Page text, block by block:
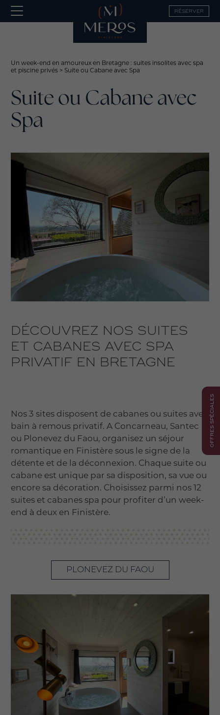
RÉSERVER
Un week-end en amoureux en Bretagne : suites insolites avec spa
et piscine privés > Suite ou Cabane avec Spa
Suite ou Cabane avec
Spa
DÉCOUVREZ NOS SUITES
ET CABANES AVEC SPA
PRIVATIF EN BRETAGNE
Nos 3 sites disposent de cabanes ou suites avec
bain à remous privatif. A Concarneau, Santec
ou Plonevez du Faou, organisez un séjour
romantique en Finistère sous le signe de la
détente et de la déconnexion. Chaque suite ou
cabane est unique par sa disposition, sa vue ou
encore sa décoration. Choisissez parmi nos 12
suites et cabanes spa pour profiter d’un week-
end à deux en Finistère.
PLONEVEZ DU FAOU
OFFRES SPÉCIALES